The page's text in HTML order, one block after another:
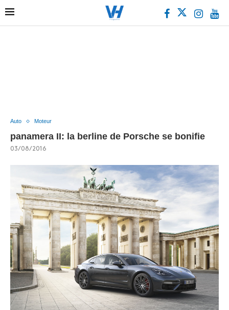
Auto Moteur
panamera II: la berline de Porsche se bonifie
03/08/2016